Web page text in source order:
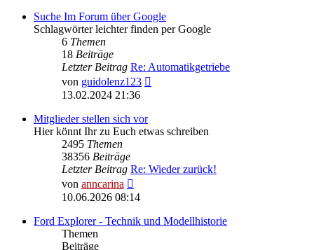
Suche Im Forum über Google
Schlagwörter leichter finden per Google
6 Themen
18 Beiträge
Letzter Beitrag Re: Automatikgetriebe
von guidolenz123
13.02.2024 21:36
Mitglieder stellen sich vor
Hier könnt Ihr zu Euch etwas schreiben
2495 Themen
38356 Beiträge
Letzter Beitrag Re: Wieder zurück!
von anncarina
Beitrag
10.06.2026 08:14
Ford Explorer - Technik und Modellhistorie
Themen
Beiträge